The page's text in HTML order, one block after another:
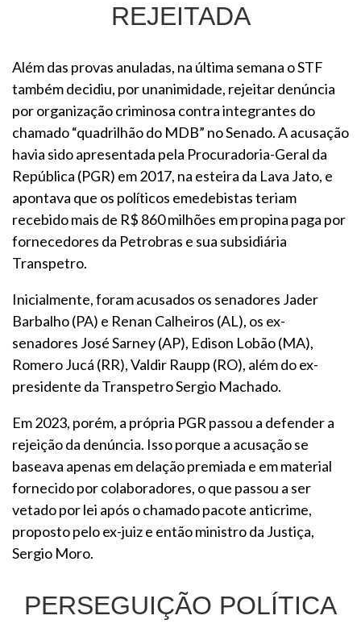
REJEITADA
Além das provas anuladas, na última semana o STF
também decidiu, por unanimidade, rejeitar denúncia
por organização criminosa contra integrantes do
chamado “quadrilhão do MDB” no Senado. A acusação
havia sido apresentada pela Procuradoria-Geral da
República (PGR) em 2017, na esteira da Lava Jato, e
apontava que os políticos emedebistas teriam
recebido mais de R$ 860 milhões em propina paga por
fornecedores da Petrobras e sua subsidiária
Transpetro.
Inicialmente, foram acusados os senadores Jader
Barbalho (PA) e Renan Calheiros (AL), os ex-
senadores José Sarney (AP), Edison Lobão (MA),
Romero Jucá (RR), Valdir Raupp (RO), além do ex-
presidente da Transpetro Sergio Machado.
Em 2023, porém, a própria PGR passou a defender a
rejeição da denúncia. Isso porque a acusação se
baseava apenas em delação premiada e em material
fornecido por colaboradores, o que passou a ser
vetado por lei após o chamado pacote anticrime,
proposto pelo ex-juiz e então ministro da Justiça,
Sergio Moro.
PERSEGUIÇÃO POLÍTICA